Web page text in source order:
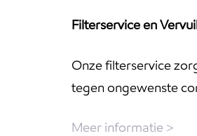
Filterservice en
Onze filterservice
tegen ongewenste
Meer informatie >